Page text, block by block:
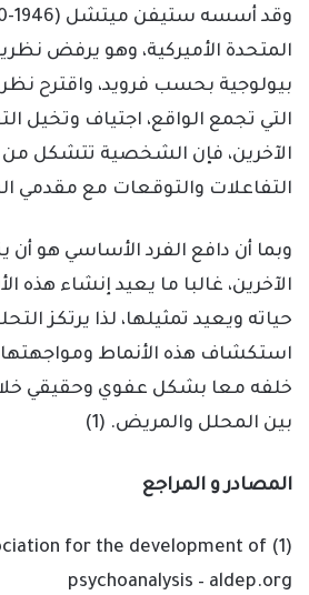
المتحدة الأميركية، وهو يرفض
بيولوجية بحسب فرويد، واقترح
التي تجمع الواقع، اجتياف وتخيل
الآخرين، فإن الشخصية تتشكل من
التفاعلات والتوقعات مع مقدمي
وبما أن دافع الفرد الأساسي هو
الآخرين، غالبا ما يعيد إنشاء هذه
حياته ويعيد تمثيلها، لذا يرتكز
استكشاف هذه الأنماط
خلفه معا بشكل عفوي وحقيقي
بين المحلل والمريض. (1)
المصادر و المراجع
for the development of
psychoanalysis – aldep.org